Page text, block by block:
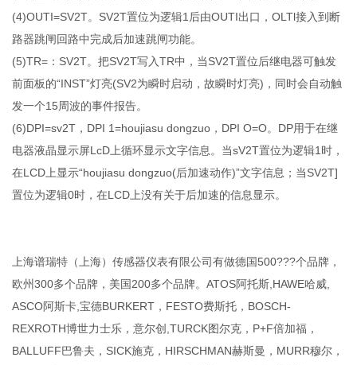
(4)OUTI=SV2T。SV2T置位为逻辑1后由OUTI出口，OLTl接入到断
路器跳闸回路中完成后加速跳闸功能。
(5)TR=：SV2T。把SV2T写入TR中，当SV2T置位后继电器可触发
前面板的“INST”灯亮(SV2为瞬时启动，故瞬时灯亮)，同时会自动触
发一个15周波的事件报告。
(6)DPI=sv2T，DPI 1=houjiasu dongzuo，DPI O=O。DP用于在继
电器液晶显示屏LcD上循环显示文字信息。当sV2T置位为逻辑1时，
在LCD上显示“houjiasu dongzuo(后加速动作)”文字信息；当SV2T]
置位为逻辑0时，在LCD上没有关于后加速的信息显示。
上海谱瑞特（上海）传感器仪表有限公司有做德国500???个品牌，
欧州300多个品牌，美国200多个品牌。ATOS阿托斯,HAWE哈威,
ASCO阿斯卡,宝德BURKERT，FESTO费斯托，BOSCH-
REXROTH博世力士乐，意尔创,TURCK图尔克，P+F倍加福，
BALLUFF巴鲁夫，SICK施克，HIRSCHMAN赫斯曼，MURR穆尔，